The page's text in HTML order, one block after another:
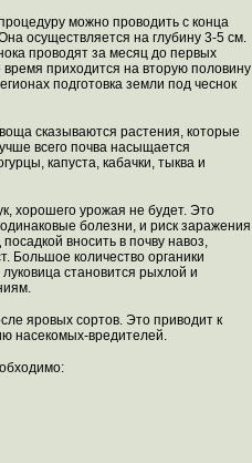
можно проводить с конца
осуществляется на глубину 3-5 см.
проводят за месяц до первых
приходится на вторую половину
подготовка земли под чеснок
сказываются растения, которые
всего почва насыщается
капуста, кабачки, тыква и
хорошего урожая не будет. Это
болезни, и риск заражения
вносить в почву навоз,
Большое количество органики
становится рыхлой и
яровых сортов. Это приводит к
насекомых-вредителей.